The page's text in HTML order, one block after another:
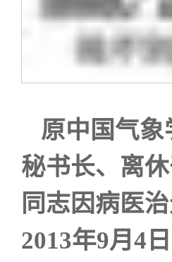
义工计划
新媒体平台
青春风采
校友视界
信息化服务
总会简介
理事会名单
制度法规
原中国气象
秘书长、离
同志因病医
2013年9月4